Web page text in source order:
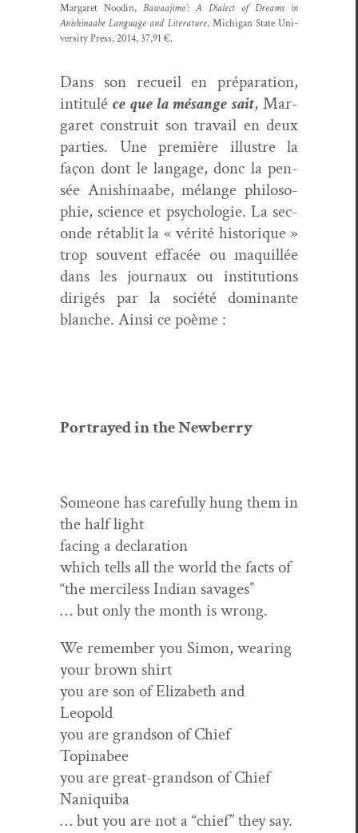
Mar­garet Nood­in, Bawaa­ji­mo’: A Dialect of Dreams in
Anishi­naabe Lan­guage and Lit­er­a­ture, Michi­gan State Uni­
ver­si­ty Press, 2014, 37,91 €.
Dans son recueil en pré­pa­ra­tion,
inti­t­uléce que la mésange sait, Mar­
garet con­stru­it son tra­vail en deux
par­ties. Une pre­mière illus­tre la
façon dont le lan­gage, donc la pen­
sée Anishi­naabe, mélange philoso­
phie, sci­ence et psy­cholo­gie. La sec­
onde rétablit la « vérité his­torique »
trop sou­vent effacée ou maquil­lée
dans les jour­naux ou insti­tu­tions
dirigés par la société dom­i­nante
blanche. Ain­si ce poème :
Por­trayed in the Newberry
Some­one has care­ful­ly hung them in
the half light
fac­ing a declaration
which tells all the world the facts of
“the mer­ci­less Indi­an savages”
… but only the month is wrong.
We remem­ber you Simon, wear­ing
your brown shirt
you are son of Eliz­a­beth and
Leopold
you are grand­son of Chief
Topinabee
you are great-grand­son of Chief
Naniquiba
… but you are not a “chief” they say.